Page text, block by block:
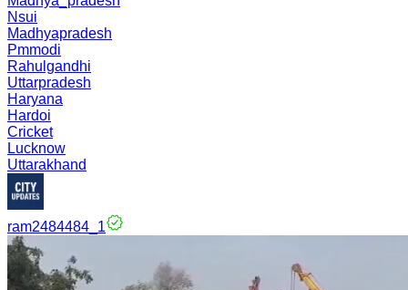
Nsui
Madhyapradesh
Pmmodi
Rahulgandhi
Uttarpradesh
Haryana
Hardoi
Cricket
Lucknow
Uttarakhand
ram2484484_1